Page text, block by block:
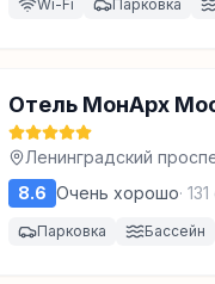
Wi-Fi Парковка
Отель МонАрх
Ленинградский
8.6 Очень хорошо· 131
Парковка Бассейн